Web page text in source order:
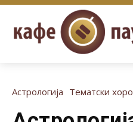
Астрологија Тематски